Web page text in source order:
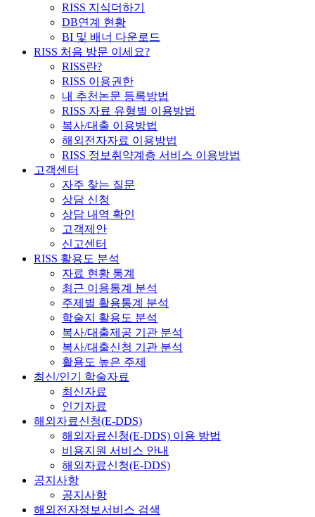
RISS 지식더하기
DB연계 현황
BI 및 배너 다운로드
RISS 처음 방문 이세요?
RISS란?
RISS 이용권한
내 추천논문 등록방법
RISS 자료 유형별 이용방법
복사/대출 이용방법
해외전자자료 이용방법
RISS 정보취약계층 서비스 이용방법
고객센터
자주 찾는 질문
상담 신청
상담 내역 확인
고객제안
신고센터
RISS 활용도 분석
자료 현황 통계
최근 이용통계 분석
주제별 활용통계 분석
학술지 활용도 분석
복사/대출제공 기관 분석
복사/대출신청 기관 분석
활용도 높은 주제
최신/인기 학술자료
최신자료
인기자료
해외자료신청(E-DDS)
해외자료신청(E-DDS) 이용 방법
비용지원 서비스 안내
해외자료신청(E-DDS)
공지사항
공지사항
해외전자정보서비스 검색